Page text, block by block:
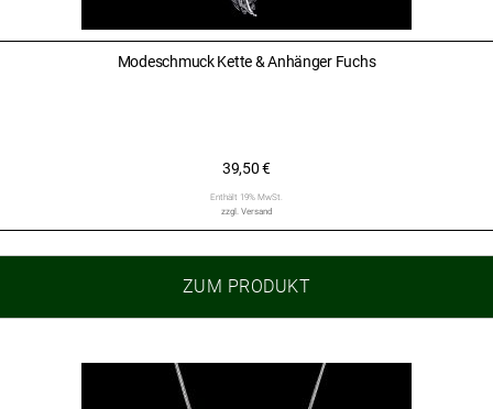
Modeschmuck Kette & Anhänger Fuchs
39,50€
Enthält 19% MwSt.
zzgl. Versand
ZUM PRODUKT